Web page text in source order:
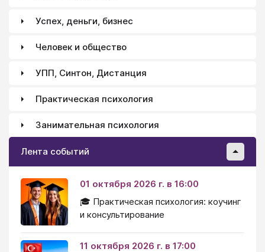
Успех, деньги, бизнес
Человек и общество
УПП, Синтон, Дистанция
Практическая психология
Занимательная психология
Лента событий
01 октября 2026 г. в 16:00
🎓 Практическая психология: коучинг
и консультирование
11 октября 2026 г. в 17:00